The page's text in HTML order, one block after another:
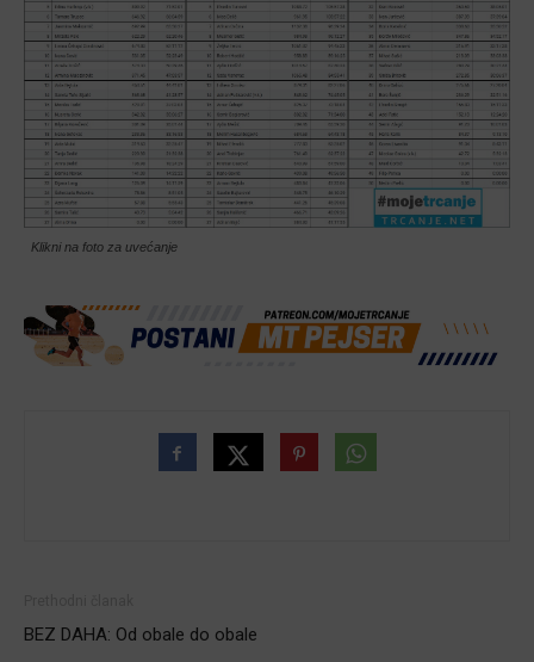
Klikni na foto za uvećanje
BEZ DAHA: Od obale do obale